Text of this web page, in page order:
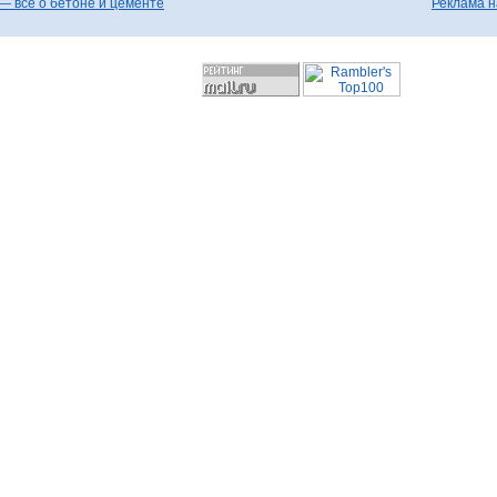
все о бетоне и цементе Реклама